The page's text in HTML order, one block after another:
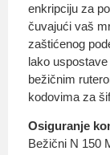
enkripciju za
čuvajući vaš
zaštićenog
lako
bežičnim
kodovima za
Osiguranje
Bežični N 150